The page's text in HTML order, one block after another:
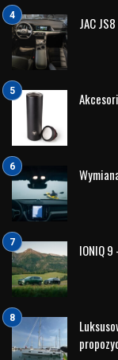
Range Rover:
Range Rover to
swojego debiutu w
elegancki design,
zdolności
wyróżnia się na tle
Rovera jeszcze
z brytyjską
Elżbietą II.
Królewska
Land Rover
królowej Elżbiety